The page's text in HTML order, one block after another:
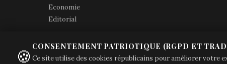
Economie
Editorial
🍪
CONSENTEMENT PATRIOTIQUE (RGPD ET
Ce site utilise des cookies républicains pour améliorer votre